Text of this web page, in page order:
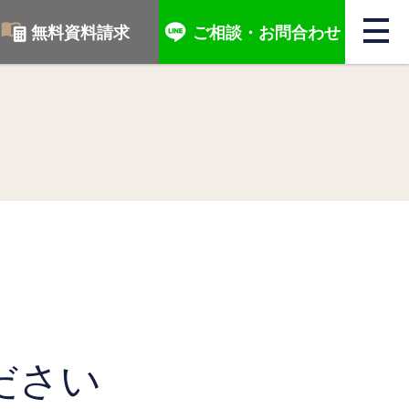
無料資料請求 ご相談・ お問合わせ
さい